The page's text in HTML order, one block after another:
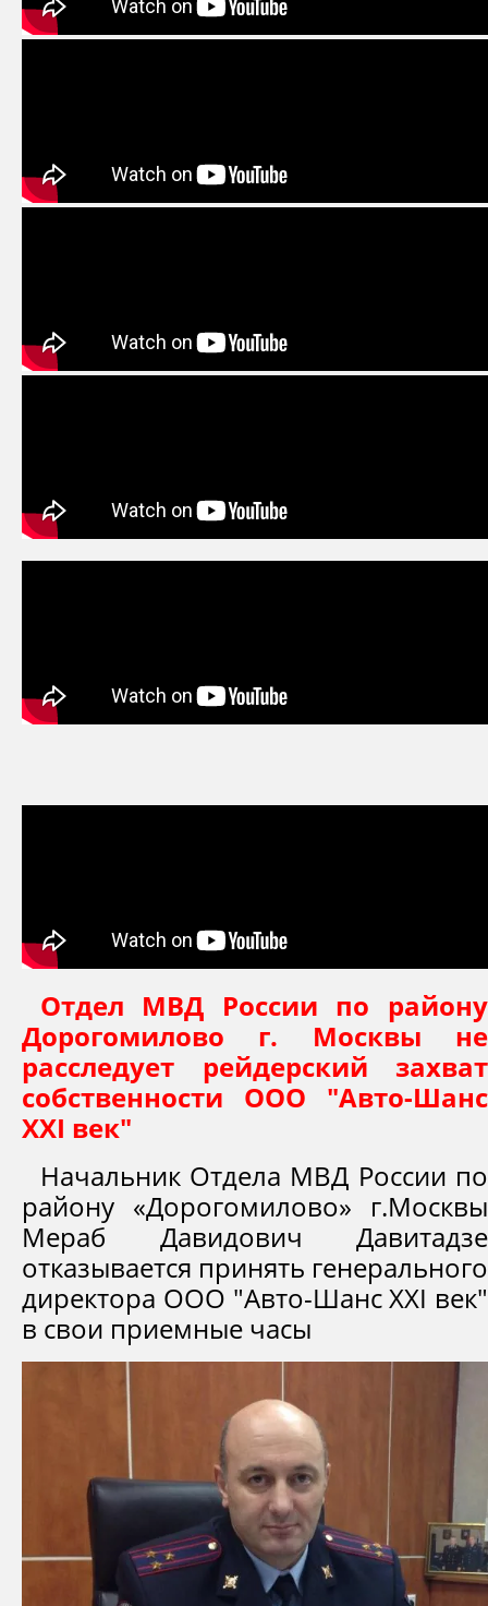
Отдел МВД России по району
Дорогомилово г. Москвы не
расследует рейдерский захват
собственности ООО "Авто-Шанс
XXI век"
Начальник Отдела МВД России по
району «Дорогомилово» г.Москвы
Мераб Давидович Давитадзе
отказывается принять генерального
директора ООО "Авто-Шанс XXI век"
в свои приемные часы